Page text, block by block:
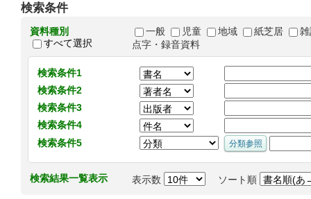
検索条件
資料種別
すべて選択
一般 児童 地域 紙芝居
点字・録音資料
検索条件1
検索条件2
検索条件3
検索条件4
検索条件5
検索結果一覧表示 表示数 ソート順